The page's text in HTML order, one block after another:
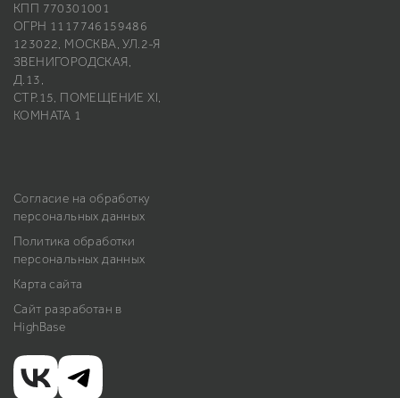
КПП 770301001
ОГРН 1117746159486
123022, МОСКВА, УЛ.2-Я
ЗВЕНИГОРОДСКАЯ,
Д.13,
СТР.15, ПОМЕЩЕНИЕ ХI,
КОМНАТА 1
Согласие на обработку
персональных данных
Политика обработки
персональных данных
Карта сайта
Сайт разработан в
HighBase